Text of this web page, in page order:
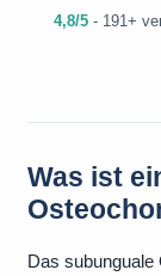
4,8/5 - 191+
Was ist
Das